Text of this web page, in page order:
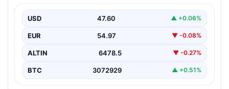
soruşturma kapsamında, Belediye Başkan Yardımcısı
Rüzgar Sönmez,…
USD 47.60 ▲ +0.06%
EUR 54.97 ▼ -0.08%
ALTIN 6478.5 ▼ -0.27%
BTC 3072929 ▲ +0.51%